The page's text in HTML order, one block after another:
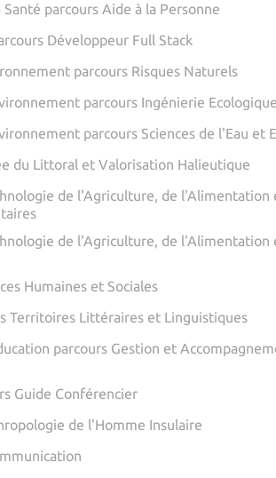
parcours Aide à la Personne
Développeur Full Stack
parcours Risques Naturels
parcours Ingénierie Ecologique
parcours Sciences de l'Eau et
du Littoral et Valorisation Halieutique
de l'Agriculture, de
de l'Agriculture, de
Humaines et Sociales
Territoires Littéraires et Linguistiques
parcours Gestion et
Guide Conférencier
de l'Homme Insulaire